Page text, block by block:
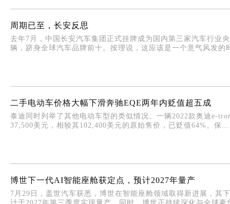
周期已至，长安反思
去年7月，中国长安汽车集团正式挂牌成为国内第三家汽车行业
辆，跻身全球汽车品牌前十。按理说，这应该是一个意气风发
二手电动车价格大幅下滑奔驰EQE两年内贬值超五成
泰迪同时列举了其他电动车型的类似情况。一辆2022款奥迪e-
37,500美元，相较其102,400美元的原始售价，已贬值64%。保...
博世下一代AI智能座舱获定点，预计2027年量产
7月29日，盖世汽车获悉，博世在智能座舱领域取得新进展，其